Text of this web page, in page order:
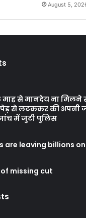
August 5,
से मानदेय ना मिलने
से लटककर की अपनी
में जुटी पुलिस
are leaving billions
missing cut